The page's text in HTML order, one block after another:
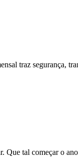
traz segurança,
Que tal começar o